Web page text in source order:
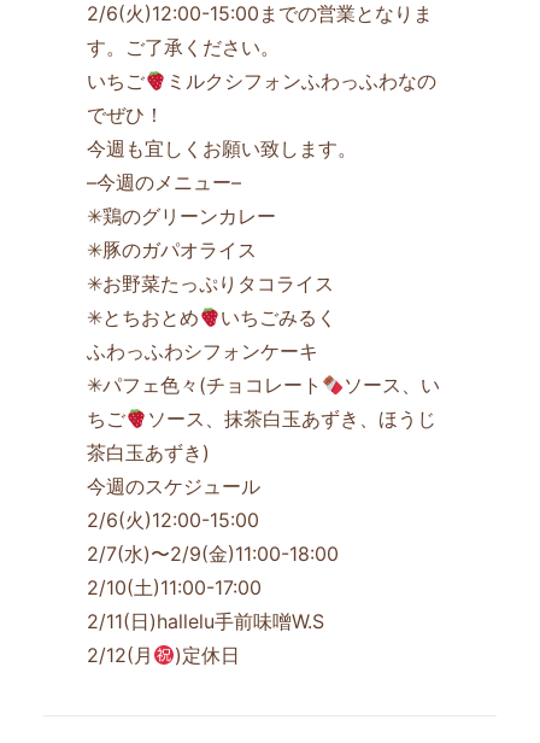
2/6(火)12:00-15:00までの営業となりま
す。ご了承ください。
いちご
ミルクシフォンふわっふわなの
でぜひ！
今週も宜しくお願い致します。
–今週のメニュー–
✳鶏のグリーンカレー
✳豚のガパオライス
✳お野菜たっぷりタコライス
✳とちおとめ
いちごみるく
ふわっふわシフォンケーキ
✳パフェ色々(チョコレート
ソース、い
ちご
ソース、抹茶白玉あずき、ほうじ
茶白玉あずき)
今週のスケジュール
2/6(火)12:00-15:00
2/7(水)〜2/9(金)11:00-18:00
2/10(土)11:00-17:00
2/11(日)hallelu手前味噌W.S
2/12(月
)定休日